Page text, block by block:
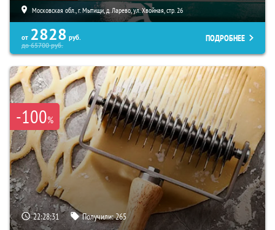
Московская обл., г. Мытищи, д. Ларево, ул. Хвойная, стр. 26
от 2828 руб.
до65700руб.
ПОДРОБНЕЕ
-100%
22:28:29 Получили:265